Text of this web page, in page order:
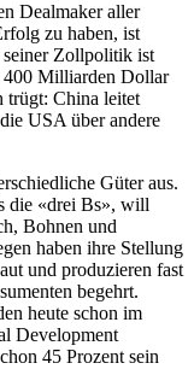
Dealmaker aller
zu haben, ist
seiner Zollpolitik ist
400 Milliarden Dollar
trügt: China leitet
USA über andere
Güter aus.
die «drei Bs», will
Bohnen und
haben ihre Stellung
und produzieren fast
begehrt.
heute schon im
Development
45 Prozent sein